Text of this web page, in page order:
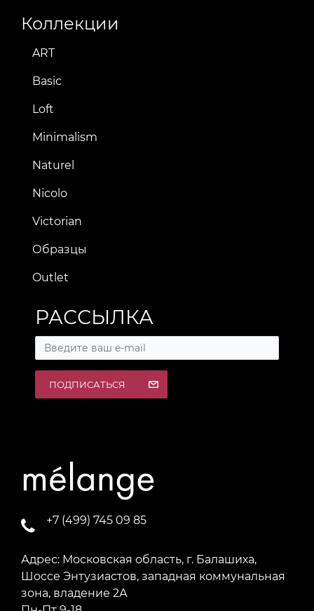
Коллекции
ART
Basic
Loft
Minimalism
Naturel
Nicolo
Victorian
Образцы
Outlet
РАССЫЛКА
ПОДПИСАТЬСЯ
+7 (499) 745 09 85
Адрес: Московская область, г. Балашиха,
Шоссе Энтузиастов, западная коммунальная
зона, владение 2А